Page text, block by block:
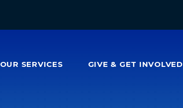
OUR SERVICES GIVE & GET INVOLVED